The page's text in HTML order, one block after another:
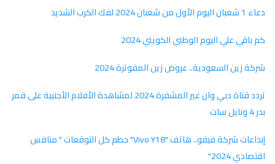
دعاء 1 شعبان اليوم الأول من شعبان 2024 لفك الكرب الشديد
كم باقي علي اليوم الوطني الكويتي 2024
شركة زين السعودية.. عروض زين المفوترة 2024
تردد قناة دبي وان غير المشفرة 2024 لمشاهدة الأفلام الأجنبية على قمر
بدر 4 ونايل سات
إبداعات شركة فيفو.. هاتف "Vivo Y18" حطم كل التوقعات " منافس
اقتصادي 2024"